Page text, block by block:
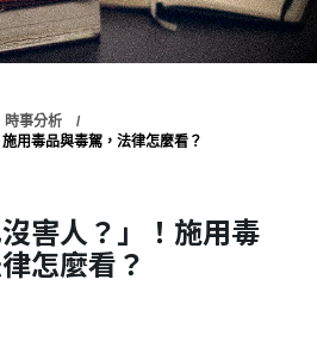
時事分析
用毒品與毒駕，法律怎麼看？
沒害人？」！施用毒
怎麼看？